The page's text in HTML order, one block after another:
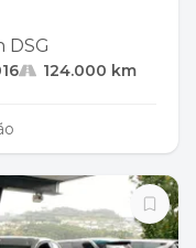
DSG
124.000 km